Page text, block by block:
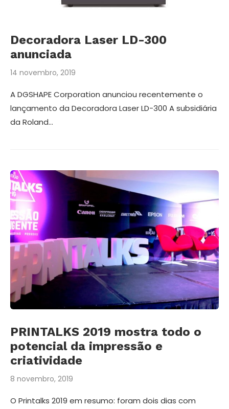
Decoradora Laser LD-300
anunciada
14 novembro, 2019
A DGSHAPE Corporation anunciou recentemente o
lançamento da Decoradora Laser LD-300 A subsidiária
da Roland…
PRINTALKS 2019 mostra todo o
potencial da impressão e
criatividade
8 novembro, 2019
O Printalks 2019 em resumo: foram dois dias com